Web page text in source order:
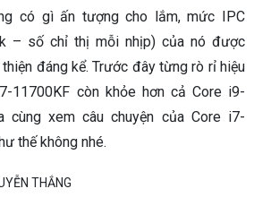
có gì ấn tượng cho lắm, mức IPC
– số chỉ thị mỗi nhịp) của nó được
đáng kể. Trước đây từng rò rỉ hiệu
11700KF còn khỏe hơn cả Core i9-
cùng xem câu chuyện của Core i7-
thế không nhé.